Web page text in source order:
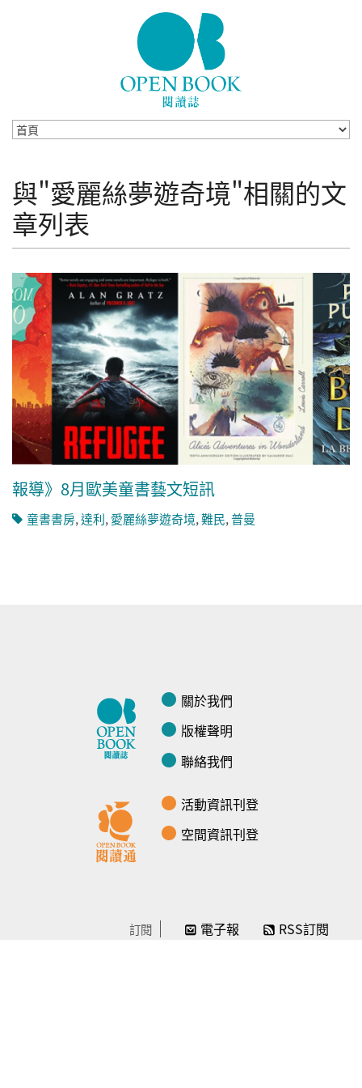
與"愛麗絲夢遊奇境"相關的文
章列表
報導》8月歐美童書藝文短訊
童書書房,達利,愛麗絲夢遊奇境,難民,普曼
關於我們
版權聲明
聯絡我們
活動資訊刊登
空間資訊刊登
訂閱 電子報 RSS訂閱